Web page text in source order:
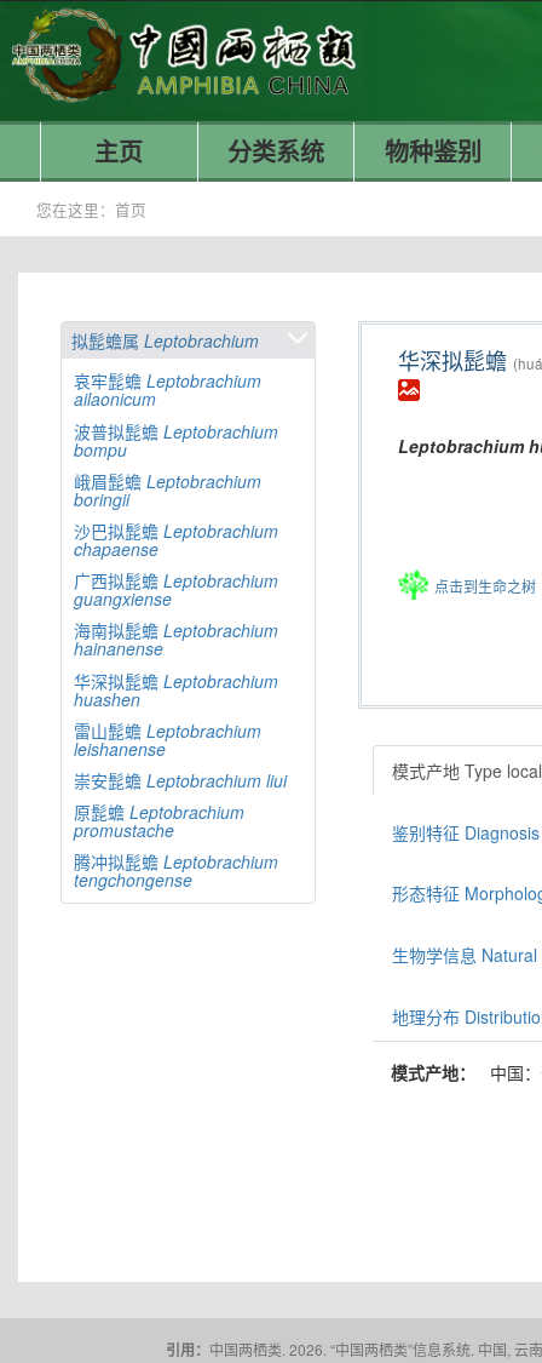
主页 分类系统 物种鉴别
您在这里： 首页
拟髭蟾属 Leptobrachium
哀牢髭蟾 Leptobrachium
ailaonicum
波普拟髭蟾 Leptobrachium
bompu
峨眉髭蟾 Leptobrachium
boringii
沙巴拟髭蟾 Leptobrachium
chapaense
广西拟髭蟾 Leptobrachium
guangxiense
海南拟髭蟾 Leptobrachium
hainanense
华深拟髭蟾 Leptobrachium
huashen
雷山髭蟾 Leptobrachium
leishanense
崇安髭蟾 Leptobrachium liui
原髭蟾 Leptobrachium
promustache
腾冲拟髭蟾 Leptobrachium
tengchongense
华深拟髭蟾
Leptobrachium
点击到生命之树
模式产地 Type
鉴别特征 Diagnosis
形态特征
生物学信息
地理分布
模式产地： 中国
引用： 中国两栖类. 2026. “中国两栖类”信息系统. 中国,